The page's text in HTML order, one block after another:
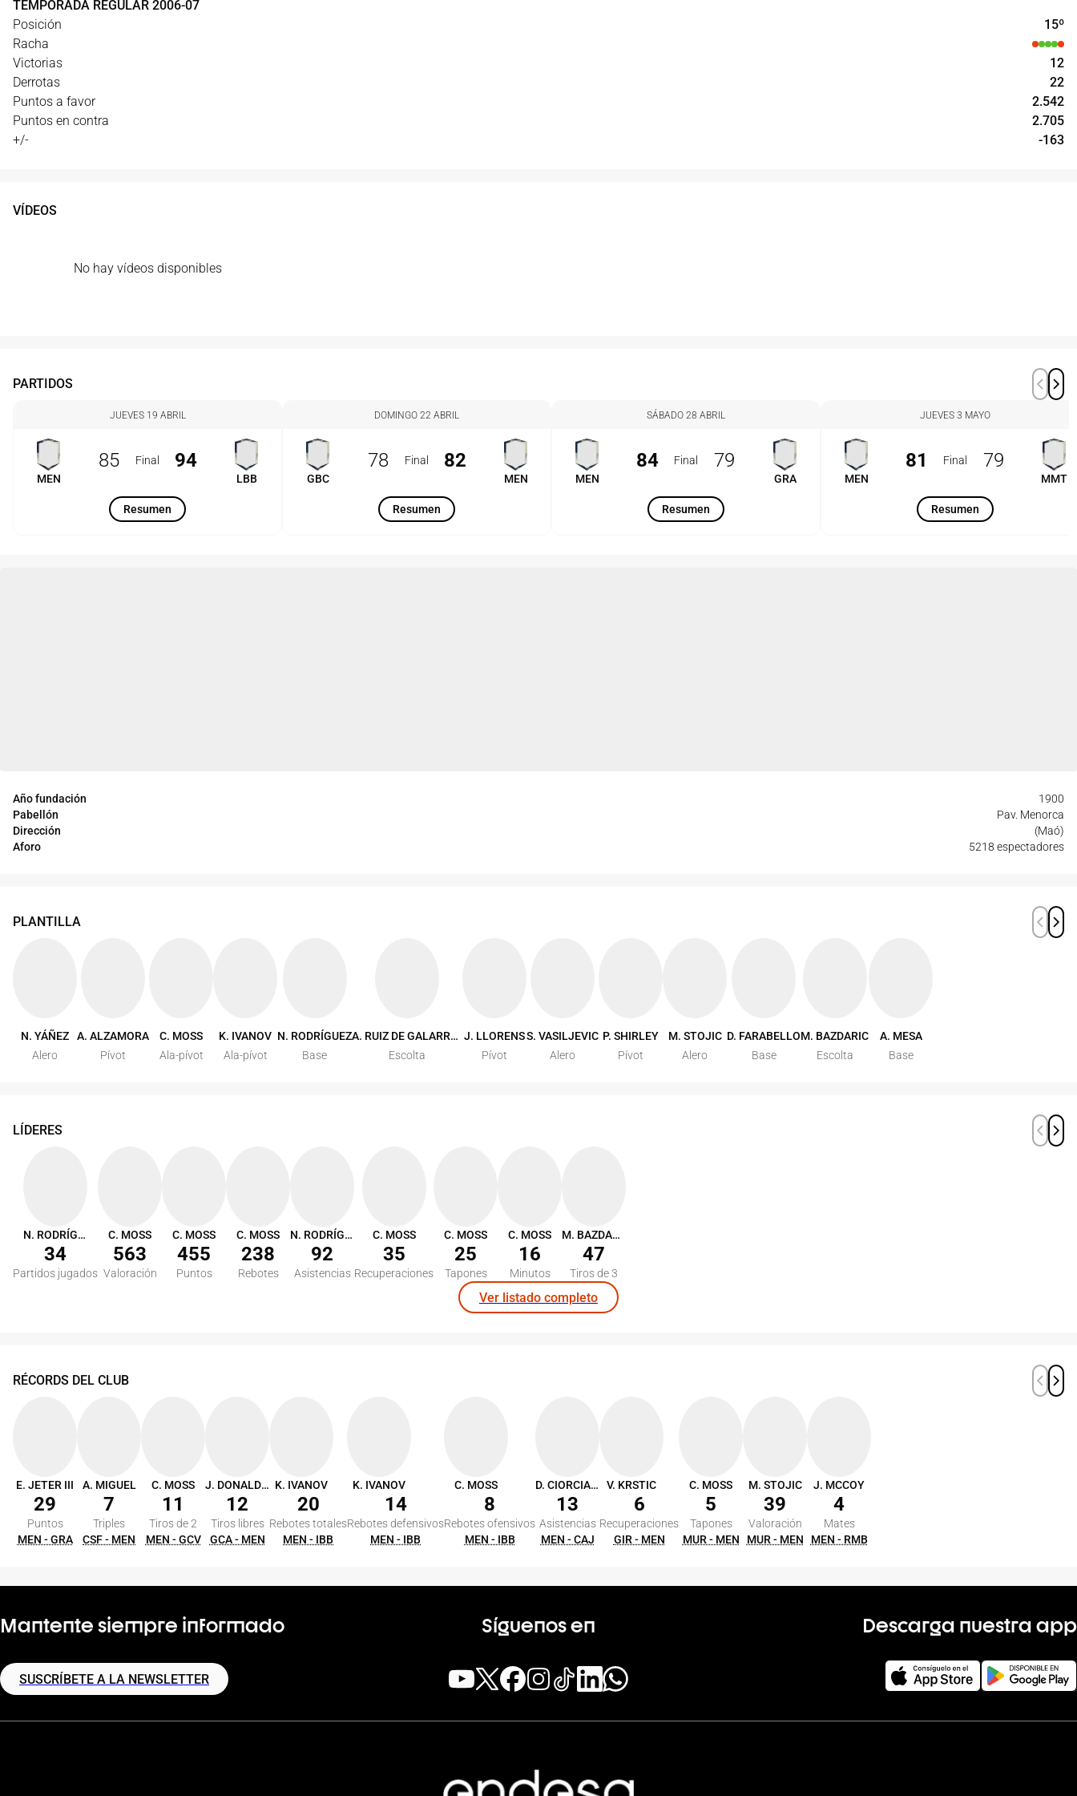
TEMPORADA REGULAR 2006-07
Posición
15º
Racha
Victorias
12
Derrotas
22
Puntos a favor
2.542
Puntos en contra
2.705
+/-
-163
Año fundación
1900
Pabellón
Pav. Menorca
Dirección
(Maó)
Aforo
5218 espectadores
VÍDEOS
No hay vídeos disponibles
PARTIDOS
JUEVES 19 ABRIL
MEN
85 Final 94
LBB
Resumen
DOMINGO 22 ABRIL
GBC
78 Final 82
MEN
Resumen
SÁBADO 28 ABRIL
MEN
84 Final 79
GRA
Resumen
JUEVES 3 MAYO
MEN
81 Final 79
MMT
Resumen
PLANTILLA
N. YÁÑEZ
Alero
A. ALZAMORA
Pívot
C. MOSS
Ala-pívot
K. IVANOV
Ala-pívot
N. RODRÍGUEZ
Base
A. RUIZ DE GALARRETA
Escolta
J. LLORENS
Pívot
S. VASILJEVIC
Alero
P. SHIRLEY
Pívot
M. STOJIC
Alero
D. FARABELLO
Base
M. BAZDARIC
Escolta
A. MESA
Base
LÍDERES
N. RODRÍGUEZ
34
Partidos jugados
C. MOSS
563
Valoración
C. MOSS
455
Puntos
C. MOSS
238
Rebotes
N. RODRÍGUEZ
92
Asistencias
C. MOSS
35
Recuperaciones
C. MOSS
25
Tapones
C. MOSS
16
Minutos
M. BAZDARIC
47
Tiros de 3
Ver listado completo
RÉCORDS DEL CLUB
E. JETER III
29
Puntos
MEN - GRA
A. MIGUEL
7
Triples
CSF - MEN
C. MOSS
11
Tiros de 2
MEN - GCV
J. DONALDSON
12
Tiros libres
GCA - MEN
K. IVANOV
20
Rebotes totales
MEN - IBB
K. IVANOV
14
Rebotes defensivos
MEN - IBB
C. MOSS
8
Rebotes ofensivos
MEN - IBB
D. CIORCIARI
13
Asistencias
MEN - CAJ
V. KRSTIC
6
Recuperaciones
GIR - MEN
C. MOSS
5
Tapones
MUR - MEN
M. STOJIC
39
Valoración
MUR - MEN
J. MCCOY
4
Mates
MEN - RMB
Mantente siempre informado
SUSCRÍBETE A LA NEWSLETTER
Síguenos en Descarga nuestra app